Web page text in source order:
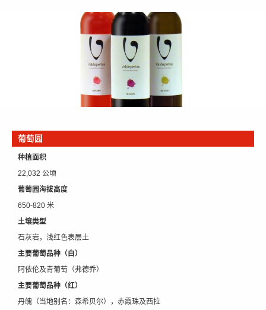
葡萄园
种植面积
22,032 公顷
葡萄园海拔高度
650-820 米
土壤类型
石灰岩，浅红色表层土
主要葡萄品种（白）
阿依伦及青葡萄（弗德乔）
主要葡萄品种（红）
丹魄（当地别名：森希贝尔），赤霞珠及西拉